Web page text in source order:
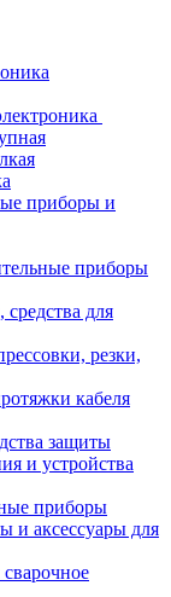
приборы и
приборы
для
резки,
кабеля
защиты
и устройства
приборы
и аксессуары для